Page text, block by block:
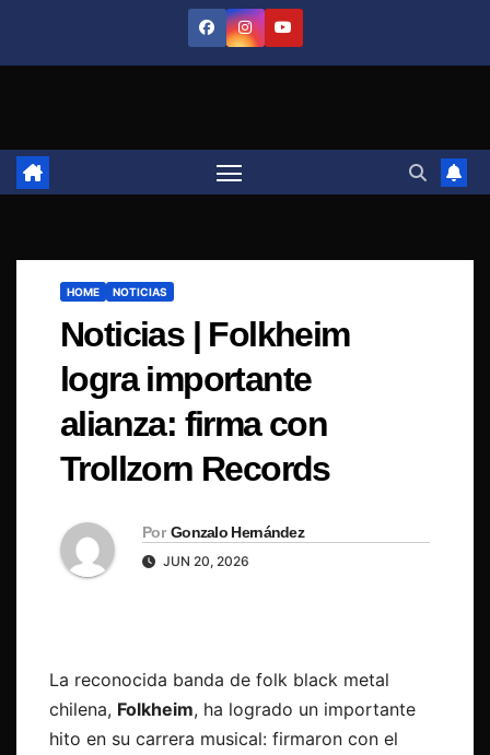
HOME NOTICIAS
Noticias | Folkheim
logra importante
alianza: firma con
Trollzorn Records
Por Gonzalo Hernández
JUN 20, 2026
La reconocida banda de folk black metal
chilena, Folkheim, ha logrado un importante
hito en su carrera musical: firmaron con el